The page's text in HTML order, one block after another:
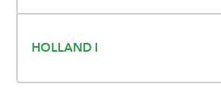
HOLLAND I